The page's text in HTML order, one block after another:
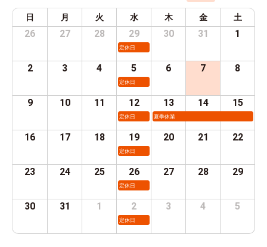
日 月 火 水 木 金 土
26 27 28 29
定休日
30 31 1
2 3 4 5
定休日
6 7 8
9 10 11 12
定休日
13
夏季休業
14 15
16 17 18 19
定休日
20 21 22
23 24 25 26
定休日
27 28 29
30 31 1 2
定休日
3 4 5